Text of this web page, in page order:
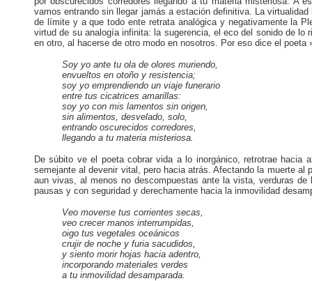
vamos entrando sin llegar jamás a estación definitiva. La
de límite y a que todo ente retrata analógica y negativamente la
virtud de su analogía infinita: la sugerencia, el eco del sonido de
en otro, al hacerse de otro modo en nosotros. Por eso dice el poeta
Soy yo ante tu ola de olores muriendo,
envueltos en otoño y resistencia;
soy yo emprendiendo un viaje funerario
entre tus cicatrices amarillas:
soy yo con mis lamentos sin origen,
sin alimentos, desvelado, solo,
entrando oscurecidos corredores,
llegando a tu materia misteriosa.
De súbito ve el poeta cobrar vida a lo inorgánico, retrotrae hacia
semejante al devenir vital, pero hacia atrás. Afectando la muerte
aun vivas, al menos no descompuestas ante la vista, verduras
pausas y con seguridad y derechamente hacia la inmovilidad
Veo moverse tus corrientes secas,
veo crecer manos interrumpidas,
oigo tus vegetales oceánicos
crujir de noche y furia sacudidos,
y siento morir hojas hacia adentro,
incorporando materiales verdes
a tu inmovilidad desamparada.